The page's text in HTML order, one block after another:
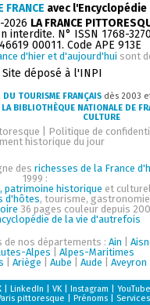
FRANCE avec
LA FRANCE
N° ISSN 1768-
00011. Code APE 913E
d'hier et d'aujourd'hui sont
Site déposé à l'INPI
DU TOURISME FRANÇAIS dès 2003
BIBLIOTHÈQUE NATIONALE DE
CULTURE
Politique de
historique du jour
des richesses de la France
1999 :
patrimoine historique et
d'hôtes, tourisme, gastronomie
36 pages couleur depuis
de la vie d'autrefois
de nos départements : Ain
Alpes
Alpes-Maritimes
Ariège Aube Aude Aveyron
LinkedIn VK Instagram
YouTube
pittoresque Prénoms Services